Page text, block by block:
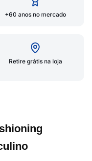
+60 anos no mercado
Retire grátis na loja